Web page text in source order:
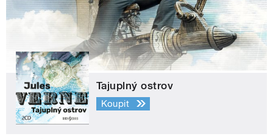
Tajuplný ostrov
Koupit